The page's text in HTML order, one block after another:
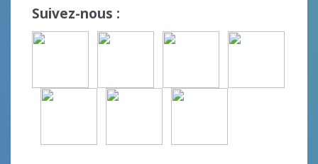
Suivez-nous :